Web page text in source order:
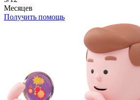
Месяцев
Получить помощь